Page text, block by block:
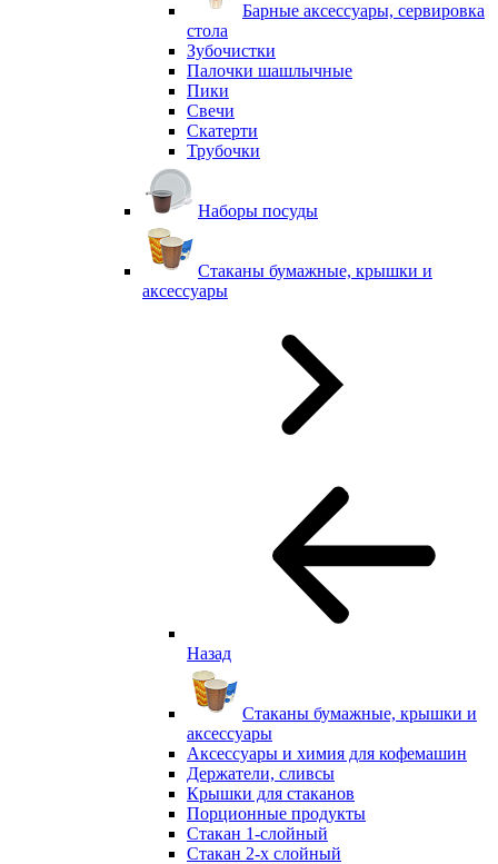
Барные аксессуары, сервировка
стола
Зубочистки
Палочки шашлычные
Пики
Свечи
Скатерти
Трубочки
Наборы посуды
Стаканы бумажные, крышки и
аксессуары
Назад
Стаканы бумажные, крышки и
аксессуары
Аксессуары и химия для кофемашин
Держатели, сливсы
Крышки для стаканов
Порционные продукты
Стакан 1-слойный
Стакан 2-х слойный